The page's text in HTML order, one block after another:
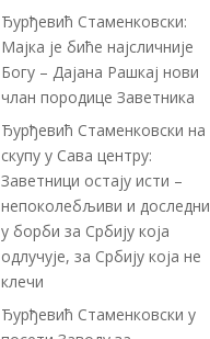
Ђурђевић Стаменковски:
Мајка је биће најсличније
Богу – Дајана Рашкај нови
члан породице Заветника
Ђурђевић Стаменковски на
скупу у Сава центру:
Заветници остају исти –
непоколебљиви и доследни
у борби за Србију која
одлучује, за Србију која не
клечи
Ђурђевић Стаменковски у